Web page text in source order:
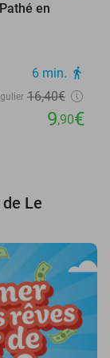
en
6 min. directions_walk
16,40€
9,90€
Le